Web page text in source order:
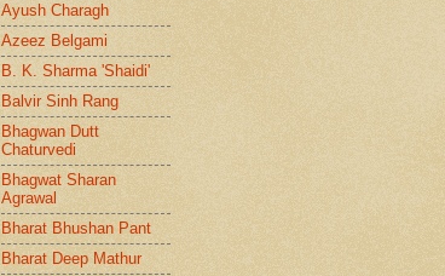
Ayush Charagh
Azeez Belgami
B. K. Sharma 'Shaidi'
Balvir Sinh Rang
Bhagwan Dutt
Chaturvedi
Bhagwat Sharan
Agrawal
Bharat Bhushan Pant
Bharat Deep Mathur